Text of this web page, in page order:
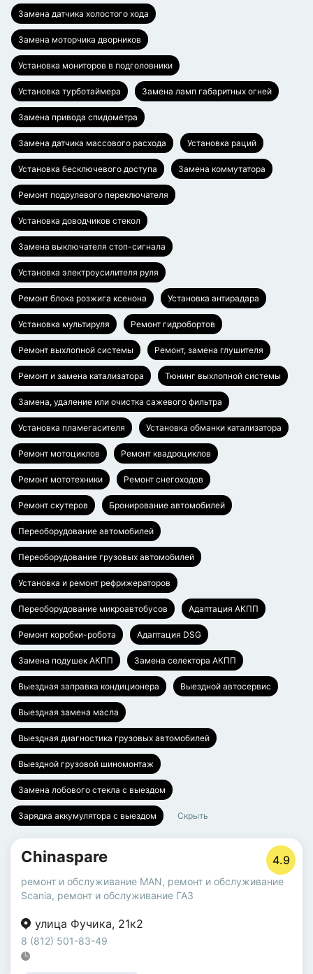
Замена датчика холостого хода
Замена моторчика дворников
Установка мониторов в подголовники
Установка турботаймера Замена ламп габаритных огней
Замена привода спидометра
Замена датчика массового расхода Установка раций
Установка бесключевого доступа Замена коммутатора
Ремонт подрулевого переключателя
Установка доводчиков стекол
Замена выключателя стоп-сигнала
Установка электроусилителя руля
Ремонт блока розжига ксенона Установка антирадара
Установка мультируля Ремонт гидробортов
Ремонт выхлопной системы Ремонт, замена глушителя
Ремонт и замена катализатора Тюнинг выхлопной системы
Замена, удаление или очистка сажевого фильтра
Установка пламегасителя Установка обманки катализатора
Ремонт мотоциклов Ремонт квадроциклов
Ремонт мототехники Ремонт снегоходов
Ремонт скутеров Бронирование автомобилей
Переоборудование автомобилей
Переоборудование грузовых автомобилей
Установка и ремонт рефрижераторов
Переоборудование микроавтобусов Адаптация АКПП
Ремонт коробки-робота Адаптация DSG
Замена подушек АКПП Замена селектора АКПП
Выездная заправка кондиционера Выездной автосервис
Выездная замена масла
Выездная диагностика грузовых автомобилей
Выездной грузовой шиномонтаж
Замена лобового стекла с выездом
Зарядка аккумулятора с выездом Скрыть
Chinaspare 4.9
ремонт и обслуживание MAN, ремонт и обслуживание
Scania, ремонт и обслуживание ГАЗ
улица Фучика, 21к2
8 (812) 501-83-49